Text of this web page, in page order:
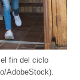
fin del ciclo
AdobeStock).